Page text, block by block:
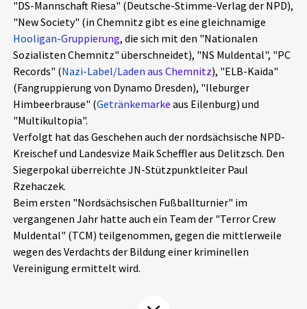
Aktuelles
Alle Beiträge
Veranstaltungen
Pressemitteilungen
Podcasts
Über uns
Projektbeschreibung
Kontakt
Unterstützer_innen
Spenden
chronik.LE in der Presse
"DS-Mannschaft Riesa" (Deutsche-Stimme-Verlag der NPD),
"New Society" (in Chemnitz gibt es eine gleichnamige
Hooligan-Gruppierung, die sich mit den "Nationalen
Sozialisten Chemnitz" überschneidet), "NS Muldental", "PC
Records" (Nazi-Label/Laden aus Chemnitz), "ELB-Kaida"
(Fangruppierung von Dynamo Dresden), "Ileburger
Himbeerbrause" (Getränkemarke aus Eilenburg) und
"Multikultopia".
Verfolgt hat das Geschehen auch der nordsächsische NPD-
Kreischef und Landesvize Maik Scheffler aus Delitzsch. Den
Siegerpokal überreichte JN-Stützpunktleiter Paul
Rzehaczek.
Beim ersten "Nordsächsischen Fußballturnier" im
vergangenen Jahr hatte auch ein Team der "Terror Crew
Muldental" (TCM) teilgenommen, gegen die mittlerweile
wegen des Verdachts der Bildung einer kriminellen
Vereinigung ermittelt wird.